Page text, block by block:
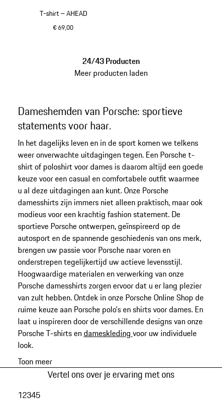
T-shirt – AHEAD
€ 69,00
24/43 Producten
Meer producten laden
Dameshemden van Porsche: sportieve
statements voor haar.
In het dagelijks leven en in de sport komen we telkens
weer onverwachte uitdagingen tegen. Een Porsche t-
shirt of poloshirt voor dames is daarom altijd een goede
keuze voor een casual en comfortabele outfit waarmee
u al deze uitdagingen aan kunt. Onze Porsche
damesshirts zijn immers niet alleen praktisch, maar ook
modieus voor een krachtig fashion statement. De
sportieve Porsche ontwerpen, geïnspireerd op de
autosport en de spannende geschiedenis van ons merk,
brengen uw passie voor Porsche naar voren en
onderstrepen tegelijkertijd uw actieve levensstijl.
Hoogwaardige materialen en verwerking van onze
Porsche damesshirts zorgen ervoor dat u er lang plezier
van zult hebben. Ontdek in onze Porsche Online Shop de
ruime keuze aan Porsche polo's en shirts voor dames. En
laat u inspireren door de verschillende designs van onze
Porsche T-shirts endameskleding voor uw individuele
look.
Toon meer
Vertel ons over je ervaring met ons
12345